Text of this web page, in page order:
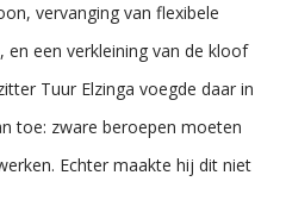
vervanging van flexibele
een verkleining van de kloof
Tuur Elzinga voegde daar in
toe: zware beroepen moeten
Echter maakte hij dit niet